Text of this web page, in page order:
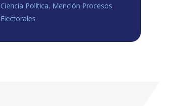
Ciencia Política, Mención Procesos
Electorales